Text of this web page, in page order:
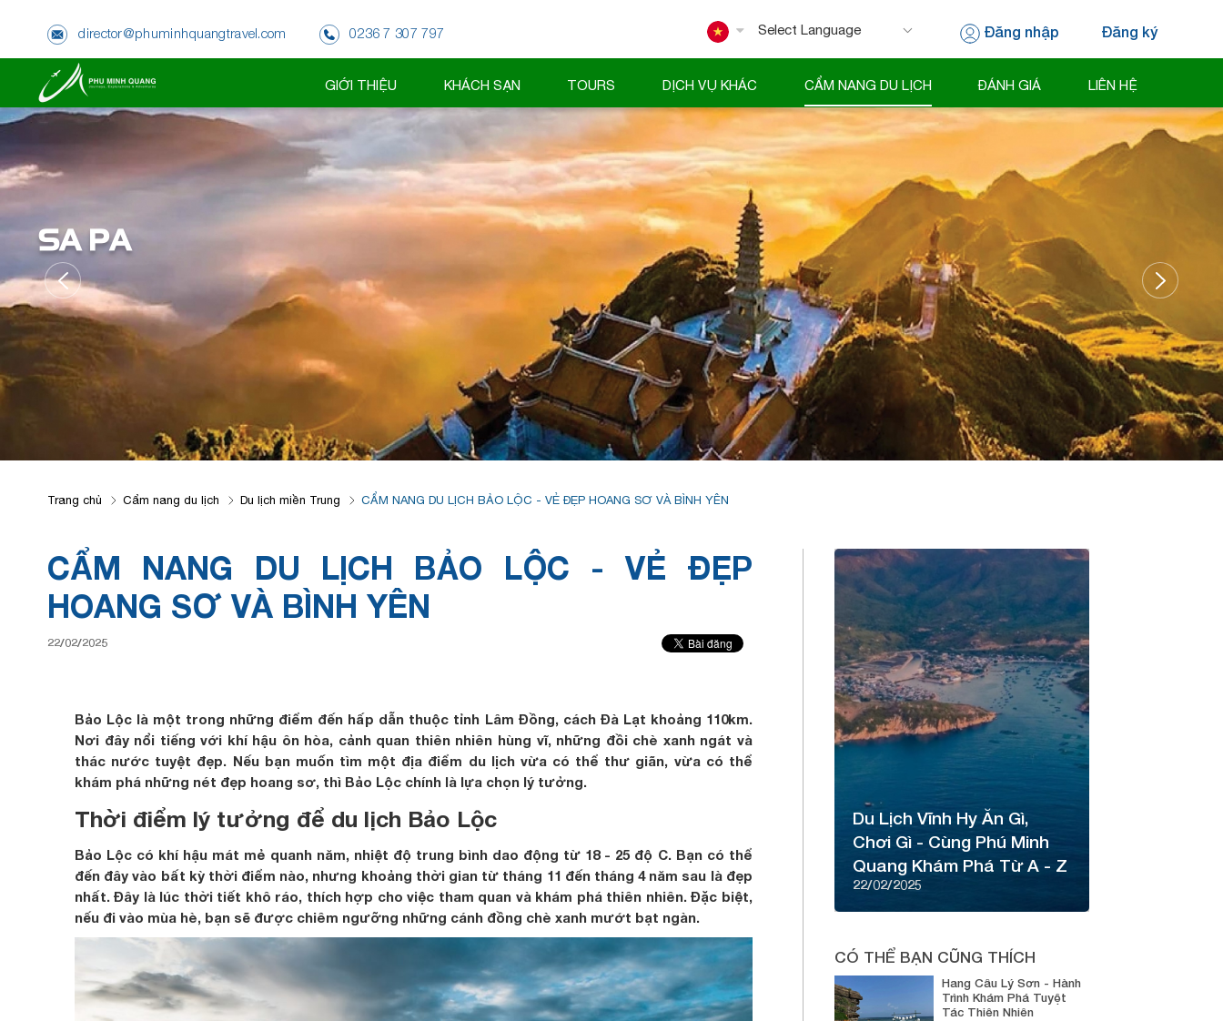
director@phuminhquangtravel.com 0236 7 307 797 Đăng nhập Đăng ký
GIỚI THIỆU KHÁCH SẠN TOURS DỊCH VỤ KHÁC CẨM NANG DU LỊCH ĐÁNH GIÁ LIÊN HỆ
ĐÀ NẴNG
Trang chủ Cẩm nang du lịch Du lịch miền Trung CẨM NANG DU LỊCH BẢO LỘC - VẺ ĐẸP HOANG SƠ VÀ BÌNH YÊN
CẨM NANG DU LỊCH BẢO LỘC - VẺ ĐẸP
HOANG SƠ VÀ BÌNH YÊN
22/02/2025
Bảo Lộc là một trong những điểm đến hấp dẫn thuộc tỉnh Lâm Đồng, cách Đà Lạt khoảng 110km.
Nơi đây nổi tiếng với khí hậu ôn hòa, cảnh quan thiên nhiên hùng vĩ, những đồi chè xanh ngát và
thác nước tuyệt đẹp. Nếu bạn muốn tìm một địa điểm du lịch vừa có thể thư giãn, vừa có thể
khám phá những nét đẹp hoang sơ, thì Bảo Lộc chính là lựa chọn lý tưởng.
Thời điểm lý tưởng để du lịch Bảo Lộc
Bảo Lộc có khí hậu mát mẻ quanh năm, nhiệt độ trung bình dao động từ 18 - 25 độ C. Bạn có thể
đến đây vào bất kỳ thời điểm nào, nhưng khoảng thời gian từ tháng 11 đến tháng 4 năm sau là đẹp
nhất. Đây là lúc thời tiết khô ráo, thích hợp cho việc tham quan và khám phá thiên nhiên. Đặc biệt,
nếu đi vào mùa hè, bạn sẽ được chiêm ngưỡng những cánh đồng chè xanh mướt bạt ngàn.
Du Lịch Vĩnh Hy Ăn Gì,
Chơi Gì - Cùng Phú Minh
Quang Khám Phá Từ A - Z
22/02/2025
CÓ THỂ BẠN CŨNG THÍCH
Hang Câu Lý Sơn - Hành
Trình Khám Phá Tuyệt
Tác Thiên Nhiên